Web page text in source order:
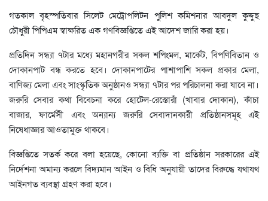
গতকাল বৃহস্পতিবার সিলেট মেট্রোপলিটন পুলিশ কমিশনার আবদুল কুদ্দুছ
চৌধুরী পিপিএম স্বাক্ষরিত এক গণবিজ্ঞপ্তিতে এই আদেশ জারি করা হয়।
প্রতিদিন সন্ধ্যা ৭টার মধ্যে মহানগরীর সকল শপিংমল, মার্কেট, বিপণিবিতান ও
দোকানপাট বন্ধ করতে হবে। দোকানপাটের পাশাপাশি সকল প্রকার মেলা,
বাণিজ্য মেলা এবং সাংস্কৃতিক অনুষ্ঠানও সন্ধ্যা ৭টার পর পরিচালনা করা যাবে না।
জরুরি সেবার কথা বিবেচনা করে হোটেল-রেস্তোরাঁ (খাবার দোকান), কাঁচা
বাজার, ফার্মেসী এবং অন্যান্য জরুরি সেবাদানকারী প্রতিষ্ঠানসমূহ এই
নিষেধাজ্ঞার আওতামুক্ত থাকবে।
বিজ্ঞপ্তিতে সতর্ক করে বলা হয়েছে, কোনো ব্যক্তি বা প্রতিষ্ঠান সরকারের এই
নির্দেশনা অমান্য করলে বিদ্যমান আইন ও বিধি অনুযায়ী তাদের বিরুদ্ধে যথাযথ
আইনগত ব্যবস্থা গ্রহণ করা হবে।